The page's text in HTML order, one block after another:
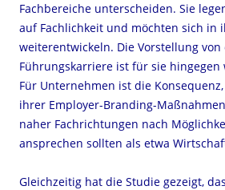
Fachbereiche unterscheiden. Sie
auf Fachlichkeit und möchten sich in
weiterentwickeln. Die Vorstellung von
Führungskarriere ist für sie hingegen
Für Unternehmen ist die
ihrer Employer-Branding-
naher Fachrichtungen nach
ansprechen sollten als etwa
Gleichzeitig hat die Studie gezeigt,